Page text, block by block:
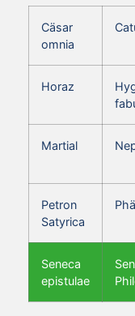
Cäsar
omnia
Horaz
Martial
Petron
Satyrica
Seneca
epistulae